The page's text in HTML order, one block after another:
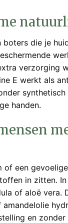
die je
verzorging
E werkt als
handen.
of een
in zitten.
of aloë vera.
en